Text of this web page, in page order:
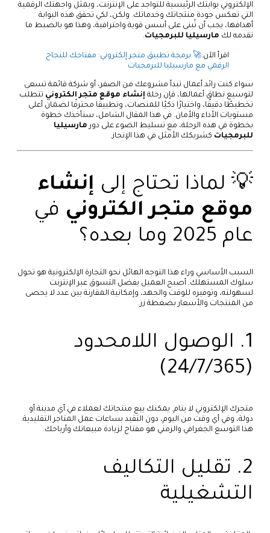
الإلكتروني بوابتك الرئيسية للتواجد على الإنترنت، ويمثل واجهتك الرقمية
التي تعكس جودة منتجاتك وخدماتك. ولكن، لكي تحقق هذه البوابة
أهدافها، يجب أن تُبنى على أسس قوية واحترافية، وهذا هو بالضبط ما
تقدمه لك مارسيليا للبرمجيات.
اقرأ الآن:🚀 برمجة تطبيق متجر إلكتروني: مفتاحك للنجاح
الرقمي مع مارسيليا للبرمجيات
سواء كنت رائد أعمال تبدأ مشروعك من الصفر، أو شركة قائمة تسعى
لتوسيع نطاق أعمالها، فإن رحلة إنشاء موقع متجر الكتروني تتطلب
تخطيطًا دقيقًا، واختيارًا ذكيًا للمنصات، وتطبيقًا محترفًا لضمان أعلى
مستويات الأداء والأمان. في هذا المقال الشامل، سنأخذك خطوة
بخطوة في هذه الرحلة، مع تسليط الضوء على دور مارسيليا
للبرمجيات كشريكك الأمثل في هذا الإنجاز.
💡 لماذا تحتاج إلى إنشاء
موقع متجر الكتروني في
عام 2025 وما بعده؟
السبب الأساسي وراء هذا التوجه الهائل نحو التجارة الإلكترونية هو تحول
سلوك المستهلك. أصبح العميل يفضل التسوق عبر الإنترنت
لسهولته، وتوفيره للوقت والجهد، وإمكانية المقارنة بين عدد لا يحصى
من المنتجات والأسعار بضغطة زر.
1. الوصول اللامحدود
(24/7/365)
متجرك الإلكتروني لا ينام. يمكنك بيع منتجاتك لعملاء في أي مدينة أو
دولة، وفي أي وقت من اليوم، دون التقيد بساعات عمل المتاجر التقليدية.
هذا التوسع الجغرافي والزمني هو مفتاح لزيادة مبيعاتك وأرباحك.
2. تقليل التكاليف
التشغيلية